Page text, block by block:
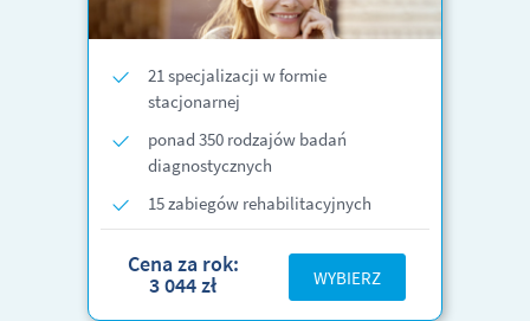
21 specjalizacji w formie
stacjonarnej
ponad 350 rodzajów badań
diagnostycznych
15 zabiegów rehabilitacyjnych
Cena za rok:
3 044 zł WYBIERZ